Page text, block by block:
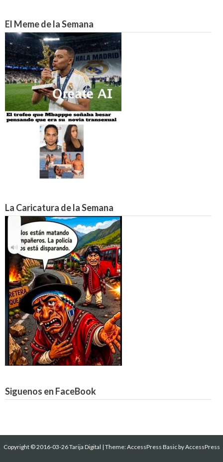
El Meme de la Semana
La Caricatura de la Semana
Siguenos en FaceBook
Copyright © 2016-03-26 Tarija Digital | Theme:AccessPress Basicby AccessPress